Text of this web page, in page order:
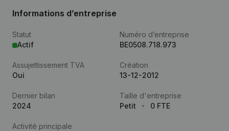
Informations d’entreprise
Statut
Actif
Numéro d’entreprise
BE0508.718.973
Assujettissement TVA
Oui
Création
13-12-2012
Dernier bilan
2024
Taille d'entreprise
Petit
0 FTE
Activité principale